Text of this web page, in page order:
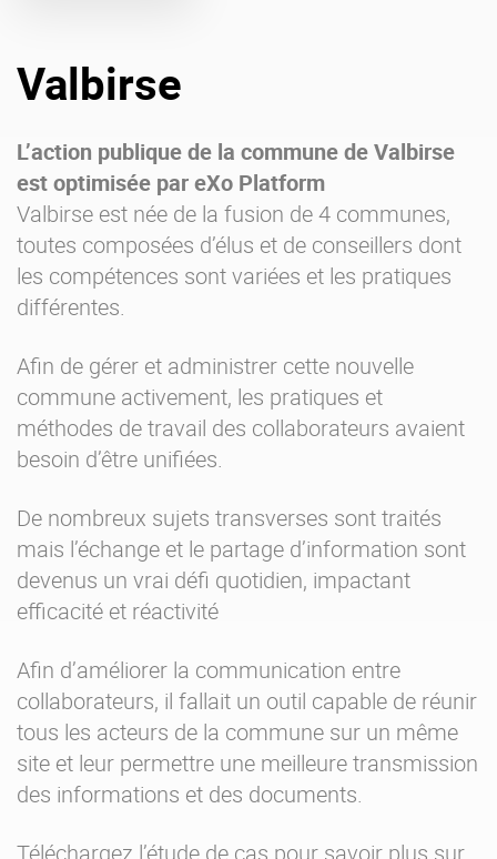
A propos d’eXo
Valbirse
L’action publique de la commune de Valbirse
est optimisée par eXo Platform
Valbirse est née de la fusion de 4 communes,
toutes composées d’élus et de conseillers dont
les compétences sont variées et les pratiques
différentes.
Afin de gérer et administrer cette nouvelle
commune activement, les pratiques et
méthodes de travail des collaborateurs avaient
besoin d’être unifiées.
De nombreux sujets transverses sont traités
mais l’échange et le partage d’information sont
devenus un vrai défi quotidien, impactant
efficacité et réactivité
Afin d’améliorer la communication entre
collaborateurs, il fallait un outil capable de réunir
tous les acteurs de la commune sur un même
site et leur permettre une meilleure transmission
des informations et des documents.
Téléchargez l’étude de cas pour savoir plus sur